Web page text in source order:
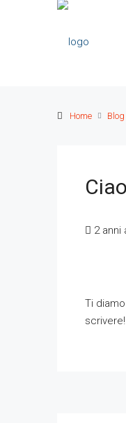
Home Blog
2 anni
Ti
scrivere!